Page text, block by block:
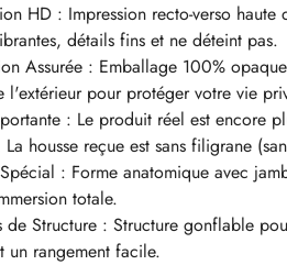
HD : Impression recto-verso haute
détails fins et ne déteint pas.
Assurée : Emballage 100%
l'extérieur pour protéger votre vie
: Le produit réel est encore
housse reçue est sans filigrane
: Forme anatomique avec
totale.
Structure : Structure gonflable
un rangement facile.